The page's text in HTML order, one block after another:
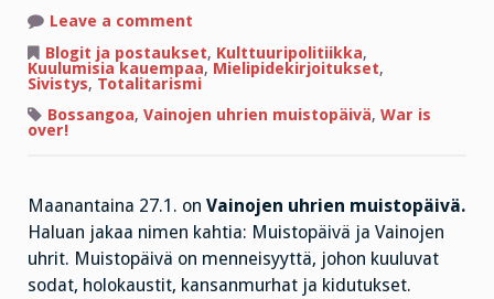
Leave a comment
kidutusta
ei
tuomioita
teloituksia
Blogit ja postaukset, Kulttuuripolitiikka,
Kuulumisia kauempaa, Mielipidekirjoitukset,
Sivistys, Totalitarismi
Bossangoa, Vainojen uhrien muistopäivä, War is
over!
Maanantaina 27.1. on Vainojen uhrien muistopäivä.
Haluan jakaa nimen kahtia: Muistopäivä ja Vainojen
uhrit. Muistopäivä on menneisyyttä, johon kuuluvat
sodat, holokaustit, kansanmurhat ja kidutukset.